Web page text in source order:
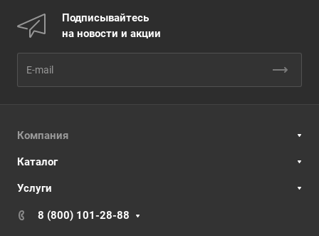
Подписывайтесь
на новости и акции
Компания
Каталог
Услуги
8 (800) 101-28-88